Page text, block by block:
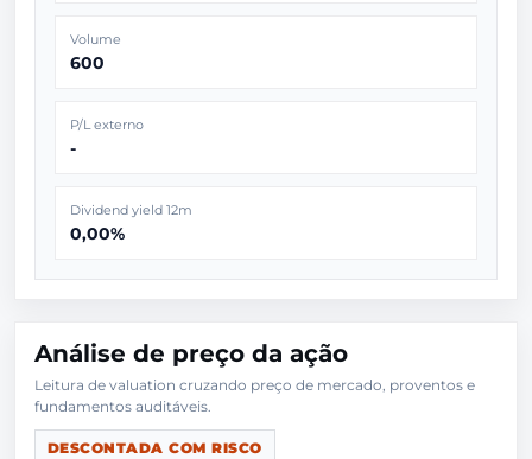
Volume
600
P/L externo
-
Dividend yield 12m
0,00%
Análise de preço da ação
Leitura de valuation cruzando preço de mercado, proventos e
DESCONTADA COM RISCO